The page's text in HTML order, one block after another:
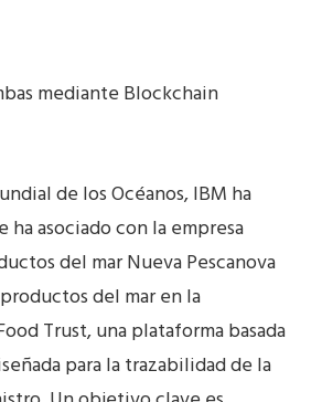
de los Océanos, IBM ha
ha asociado con la empresa
del mar Nueva Pescanova
del mar en la
Trust, una plataforma basada
para la trazabilidad de la